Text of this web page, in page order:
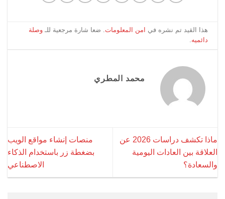
هذا القيد تم نشره في امن المعلومات. ضعا شارة مرجعية للـوصلة
دائميه.
محمد المطري
ماذا تكشف دراسات 2026 عن
العلاقة بين العادات اليومية
والسعادة؟
منصات إنشاء مواقع الويب
بضغطة زر باستخدام الذكاء
الاصطناعي